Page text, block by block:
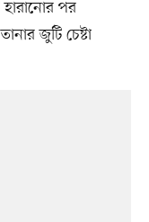
পর
জুটি চেষ্টা